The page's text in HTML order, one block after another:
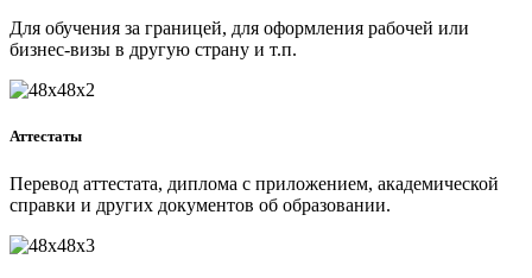
Для обучения за границей, для оформления рабочей или
бизнес-визы в другую страну и т.п.
Аттестаты
Перевод аттестата, диплома с приложением, академической
справки и других документов об образовании.